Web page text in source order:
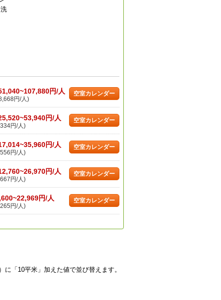
円/人
円/人)
空室カレンダー
円/人
円/人)
空室カレンダー
円/人
円/人)
空室カレンダー
円/人
円/人)
空室カレンダー
円/人
円/人)
空室カレンダー
「10平米」加えた値で並び替えます。